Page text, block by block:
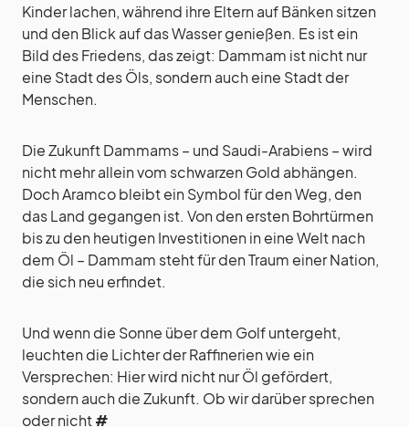
Kinder lachen, während ihre Eltern auf Bänken sitzen
und den Blick auf das Wasser genießen. Es ist ein
Bild des Friedens, das zeigt: Dammam ist nicht nur
eine Stadt des Öls, sondern auch eine Stadt der
Menschen.
Die Zukunft Dammams – und Saudi-Arabiens – wird
nicht mehr allein vom schwarzen Gold abhängen.
Doch Aramco bleibt ein Symbol für den Weg, den
das Land gegangen ist. Von den ersten Bohrtürmen
bis zu den heutigen Investitionen in eine Welt nach
dem Öl – Dammam steht für den Traum einer Nation,
die sich neu erfindet.
Und wenn die Sonne über dem Golf untergeht,
leuchten die Lichter der Raffinerien wie ein
Versprechen: Hier wird nicht nur Öl gefördert,
sondern auch die Zukunft. Ob wir darüber sprechen
oder nicht#